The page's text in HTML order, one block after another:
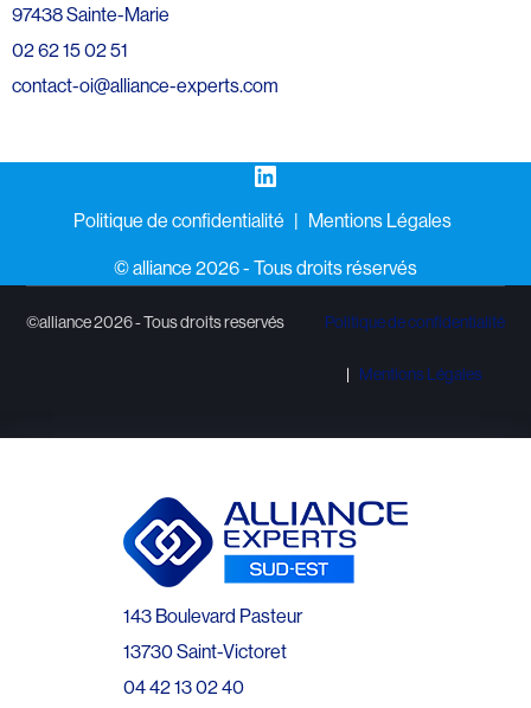
97438 Sainte-Marie
02 62 15 02 51
contact-oi@alliance-experts.com
LinkedIn
Politique de confidentialité
Mentions Légales
©️ alliance 2026 - Tous droits réservés
©alliance 2026 - Tous droits reservés Politique de confidentialité
Mentions Légales
143 Boulevard Pasteur
13730 Saint-Victoret
04 42 13 02 40